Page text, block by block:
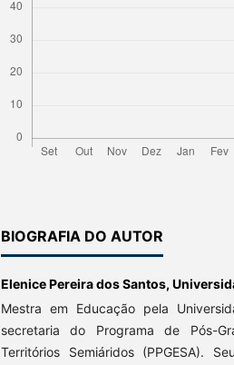
BIOGRAFIA DO AUTOR
Elenice Pereira dos Santos,
Mestra em Educação pela
secretaria do Programa de Pós-
Territórios Semiáridos (PPGESA).